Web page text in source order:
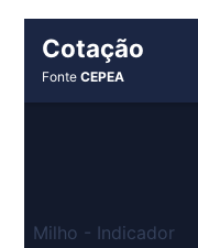
Cotação
FonteCEPEA
Milho - Indicador